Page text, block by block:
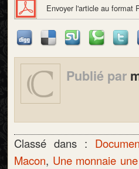
Envoyer l'article au format
Publié par
Classé dans :
Macon, Une monnaie